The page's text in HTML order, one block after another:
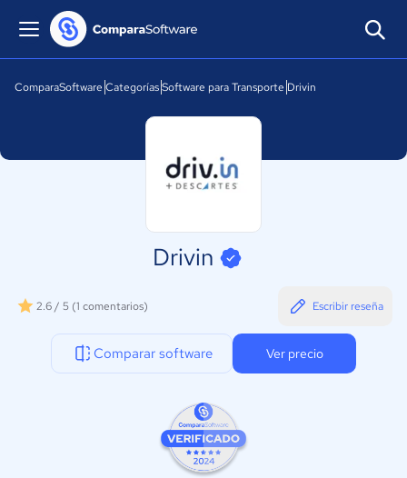
ComparaSoftware CategoríasSoftware para Transporte Drivin
Drivin
2.6 / 5 (1 comentarios) Escribir reseña
Comparar software Ver precio